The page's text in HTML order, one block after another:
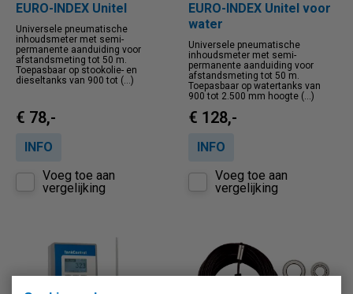
EURO-INDEX Unitel
Universele pneumatische
inhoudsmeter met semi-
permanente aanduiding voor
afstandsmeting tot 50 m.
Toepasbaar op stookolie- en
dieseltanks van 900 tot (...)
€ 78,-
INFO
Voeg toe aan
vergelijking
EURO-INDEX Unitel voor
water
Universele pneumatische
inhoudsmeter met semi-
permanente aanduiding voor
afstandsmeting tot 50 m.
Toepasbaar op watertanks van
900 tot 2.500 mm hoogte (...)
€ 128,-
INFO
Voeg toe aan
vergelijking